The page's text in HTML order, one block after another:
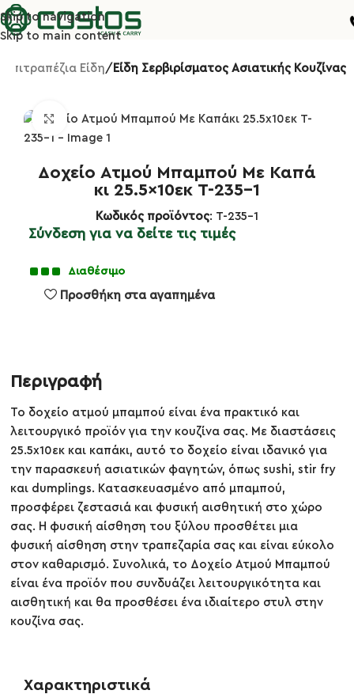
Skip to navigation
Skip to main content
Επιτραπέζια Είδη Είδη Σερβιρίσματος Ασιατικής Κουζίνας
Κλικ για μεγέθυνση
Δοχείο Ατμού Μπαμπού Με Καπά
κι 25.5×10εκ T-235-1
Κωδικός προϊόντος: T-235-1
Σύνδεση για να δείτε τις τιμές
Διαθέσιμο
Προσθήκη στα αγαπημένα
Περιγραφή
Το δοχείο ατμού μπαμπού είναι ένα πρακτικό και
λειτουργικό προϊόν για την κουζίνα σας. Με διαστάσεις
25.5x10εκ και καπάκι, αυτό το δοχείο είναι ιδανικό για
την παρασκευή ασιατικών φαγητών, όπως sushi, stir fry
και dumplings. Κατασκευασμένο από μπαμπού,
προσφέρει ζεστασιά και φυσική αισθητική στο χώρο
σας. Η φυσική αίσθηση του ξύλου προσθέτει μια
φυσική αίσθηση στην τραπεζαρία σας και είναι εύκολο
στον καθαρισμό. Συνολικά, το Δοχείο Ατμού Μπαμπού
είναι ένα προϊόν που συνδυάζει λειτουργικότητα και
αισθητική και θα προσθέσει ένα ιδιαίτερο στυλ στην
κουζίνα σας.
Χαρακτηριστικά